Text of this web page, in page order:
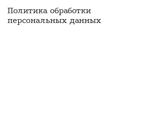
Политика обработки
персональных данных